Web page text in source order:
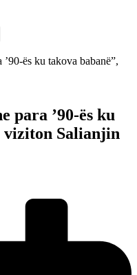
ës ku takova babanë”,
para ’90-ës ku
viziton Salianjin